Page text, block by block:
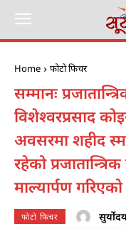
Home फोटो फिचर
सम्मानः
विशेश्वरप्रसाद
अवसरमा शहीद
रहेको
माल्यार्पण
फोटो फिचर